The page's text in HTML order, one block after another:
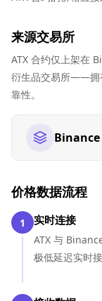
来源交易所
ATX 合约仅上架在
衍生品交易所——拥
靠性。
价格数据流程
1 实时连接
ATX 与
极低延迟实时接